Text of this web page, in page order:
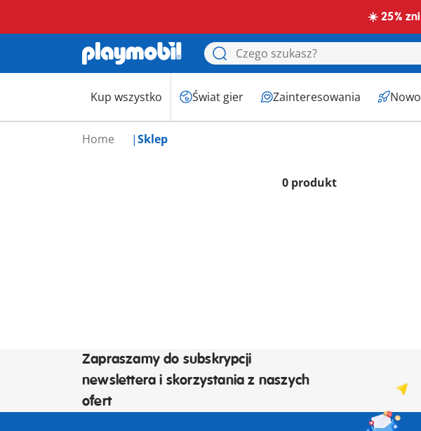
☀️ 25%
Kup wszystko Świat gier Zainteresowania
Home Sklep
0 produkt
Zapraszamy do subskrypcji
newslettera i skorzystania z naszych
ofert